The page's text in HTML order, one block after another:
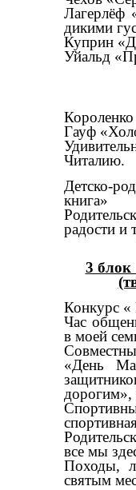
Лагерлёф
дикими
Куприн
Уйальд
Гауф
Читалию.
Детско-
книга»
радости и
3
Конкурс
Час
в моей
«День
дорогим»,
все мы
Походы,
святым